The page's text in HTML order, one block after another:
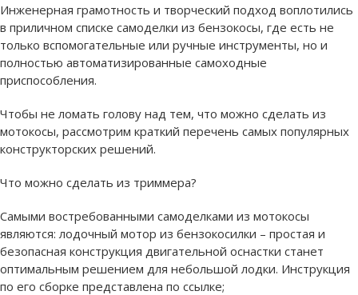
Инженерная грамотность и творческий подход воплотились
в приличном списке самоделки из бензокосы, где есть не
только вспомогательные или ручные инструменты, но и
полностью автоматизированные самоходные
приспособления.
Чтобы не ломать голову над тем, что можно сделать из
мотокосы, рассмотрим краткий перечень самых популярных
конструкторских решений.
Что можно сделать из триммера?
Самыми востребованными самоделками из мотокосы
являются: лодочный мотор из бензокосилки – простая и
безопасная конструкция двигательной оснастки станет
оптимальным решением для небольшой лодки. Инструкция
по его сборке представлена по ссылке;